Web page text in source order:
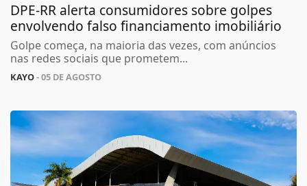
DPE-RR alerta consumidores sobre golpes
envolvendo falso financiamento imobiliário
Golpe começa, na maioria das vezes, com anúncios
nas redes sociais que prometem...
KAYO- 05 DE AGOSTO